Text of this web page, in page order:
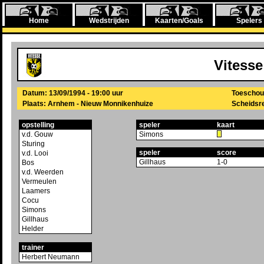
Home Wedstrijden Kaarten/Goals Spelers
Vitesse
Datum: 13/09/1994 - 19:00 uur
Plaats: Arnhem - Nieuw Monnikenhuize
opstelling
v.d. Gouw
Sturing
v.d. Looi
Bos
v.d. Weerden
Vermeulen
Laamers
Cocu
Simons
Gillhaus
Helder
trainer
Herbert Neumann
speler
kaart
Simons
speler
score
Gillhaus
1-0